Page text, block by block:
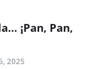
¡Pan, Pan,
2025